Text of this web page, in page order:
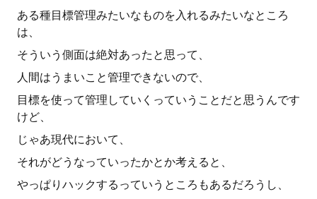
ある種目標管理みたいなものを入れるみたいなところ
は、
そういう側面は絶対あったと思って、
人間はうまいこと管理できないので、
目標を使って管理していくっていうことだと思うんです
けど、
じゃあ現代において、
それがどうなっていったかとか考えると、
やっぱりハックするっていうところもあるだろうし、